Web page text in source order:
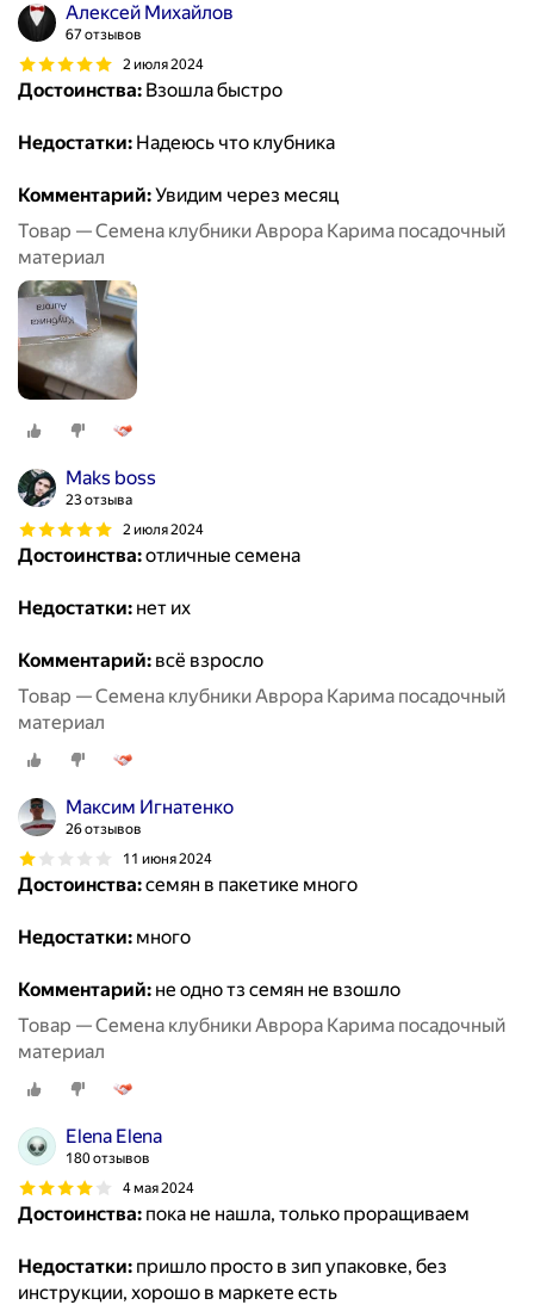
Алексей Михайлов
67 отзывов
2 июля 2024
Достоинства: Взошла быстро
Недостатки: Надеюсь что клубника
Комментарий:Увидим через месяц
Товар — Семена клубники Аврора Карима посадочный
материал
Maks boss
23 отзыва
2 июля 2024
Достоинства:отличные семена
Недостатки: нет их
Комментарий: всё взросло
Товар — Семена клубники Аврора Карима посадочный
материал
Максим Игнатенко
26 отзывов
11 июня 2024
Достоинства:семян в пакетике много
Недостатки: много
Комментарий: не одно тз семян не взошло
Товар — Семена клубники Аврора Карима посадочный
материал
Elena Elena
180 отзывов
4 мая 2024
Достоинства: пока не нашла, только проращиваем
Недостатки: пришло просто в зип упаковке, без
инструкции, хорошо в маркете есть